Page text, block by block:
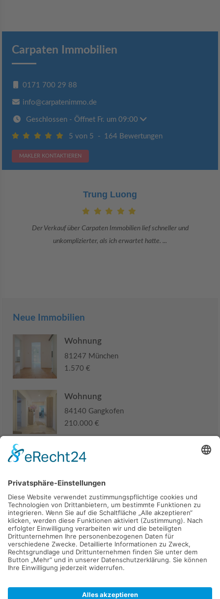
Carpaten Immobilien
0171 700 29 88
info@carpatenimmo.de
Geschlossen - Öffnet Fr. um 09:00
5 von 5 - 164 Bewertungen
MAKLER KONTAKTIEREN
Claudia Bergrath
Danke an Carpaten Immobilien und besonders an Frau Adriana Sarca.
Sie war viele Monate mehr als ...
Neue Immobilien
Wohnung
81247 München
1.570 €
Wohnung
84140 Gangkofen
210.000 €
Haus
285.000 €
Kaufen Verkaufen Mieten Vermieten
Kontakt Impressum